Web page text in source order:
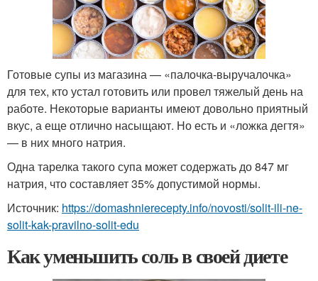
Готовые супы из магазина — «палочка-выручалочка»
для тех, кто устал готовить или провел тяжелый день на
работе. Некоторые варианты имеют довольно приятный
вкус, а еще отлично насыщают. Но есть и «ложка дегтя»
— в них много натрия.
Одна тарелка такого супа может содержать до 847 мг
натрия, что составляет 35% допустимой нормы.
Источник: https://domashnierecepty.info/novosti/solit-ili-ne-
solit-kak-pravilno-solit-edu
Как уменьшить соль в своей диете